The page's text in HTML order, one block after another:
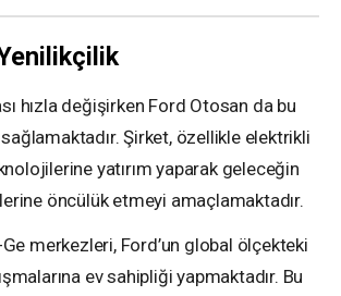
hızla değişirken Ford Otosan da bu
Şirket, özellikle elektrikli
yatırım yaparak geleceğin
öncülük etmeyi amaçlamaktadır.
merkezleri, Ford’un global ölçekteki
ev sahipliği yapmaktadır. Bu